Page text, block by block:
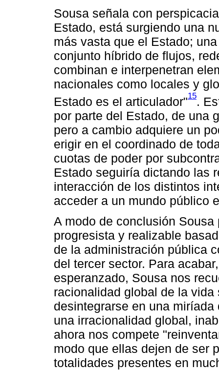
Sousa señala con
Estado, está surgiendo una
más vasta que el Estado;
conjunto híbrido de flujos,
combinan e interpenetran
nacionales como locales y
Estado es el articulador"15.
por parte del Estado, de una
pero a cambio adquiere un
erigir en el coordinado de
cuotas de poder por
Estado seguiría dictando las
interacción de los distintos
acceder a un mundo público
A modo de conclusión
progresista y realizable
de la administración pública
del tercer sector. Para
esperanzado, Sousa nos
racionalidad global de la
desintegrarse en una
una irracionalidad global,
ahora nos compete
modo que ellas dejen de ser
totalidades presentes en